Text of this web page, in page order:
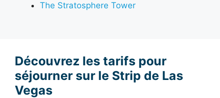
The Stratosphere Tower
Découvrez les tarifs pour
séjourner sur le Strip de Las
Vegas